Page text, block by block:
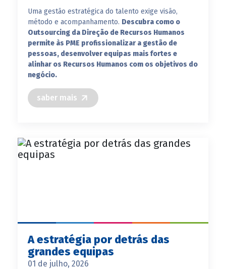
Uma gestão estratégica do talento exige visão,
método e acompanhamento. Descubra como o
Outsourcing da Direção de Recursos Humanos
permite às PME profissionalizar a gestão de
pessoas, desenvolver equipas mais fortes e
alinhar os Recursos Humanos com os objetivos do
negócio.
saber mais
A estratégia por detrás das
grandes equipas
01 de julho, 2026